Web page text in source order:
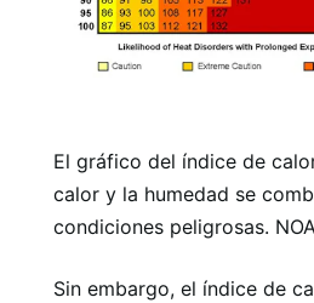
El gráfico del índice de
calor y la humedad se
condiciones peligrosas.
Sin embargo, el índice de